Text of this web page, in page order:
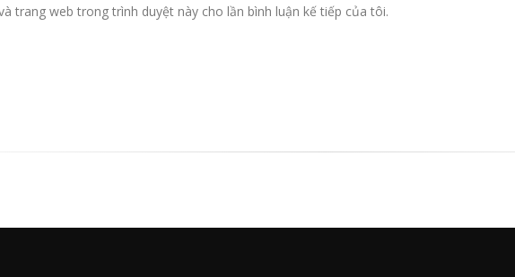
trang web trong trình duyệt này cho lần bình luận kế tiếp của tôi.